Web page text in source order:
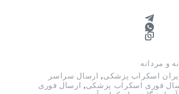
و مردانه
اسکراب پزشکی, ارسال سراسر
فوری اسکراب پزشکی, ارسال فوری